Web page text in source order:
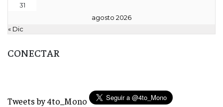
agosto 2026
31
« Dic
CONECTAR
Tweets by 4to_Mono